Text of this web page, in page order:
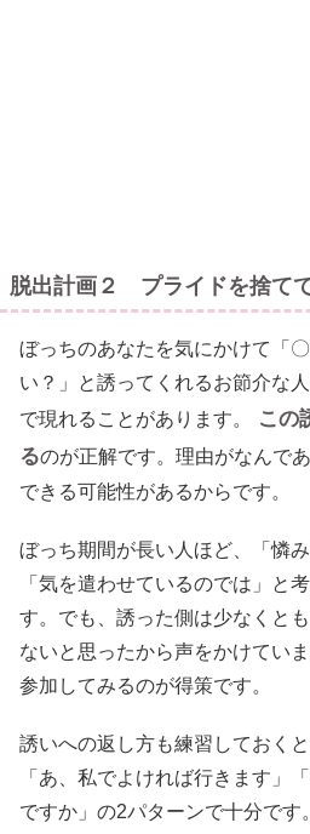
脱出計画２ プライドを捨て
ぼっちのあなたを気にかけて「
い？」と誘ってくれるお節介な
で現れることがあります。
この
るのが正解です。理由がなんで
できる可能性があるからです。
ぼっち期間が長い人ほど、「憐
「気を遣わせているのでは」と
す。でも、誘った側は少なくと
ないと思ったから声をかけてい
参加してみるのが得策です。
誘いへの返し方も練習しておく
「あ、私でよければ行きます」
ですか」の2パターンで十分で